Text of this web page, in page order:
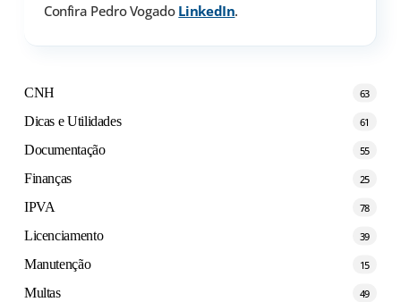
Confira Pedro Vogado LinkedIn.
CNH 63
Dicas e Utilidades 61
Documentação 55
Finanças 25
IPVA 78
Licenciamento 39
Manutenção 15
Multas 49